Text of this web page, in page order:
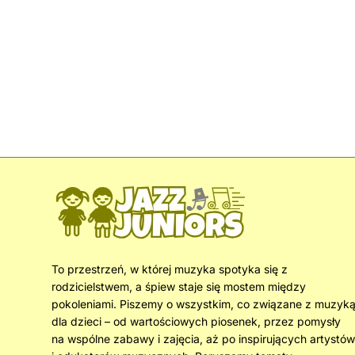
To przestrzeń, w której muzyka spotyka się z
rodzicielstwem, a śpiew staje się mostem między
pokoleniami. Piszemy o wszystkim, co związane z muzyką
dla dzieci – od wartościowych piosenek, przez pomysły
na wspólne zabawy i zajęcia, aż po inspirujących artystów